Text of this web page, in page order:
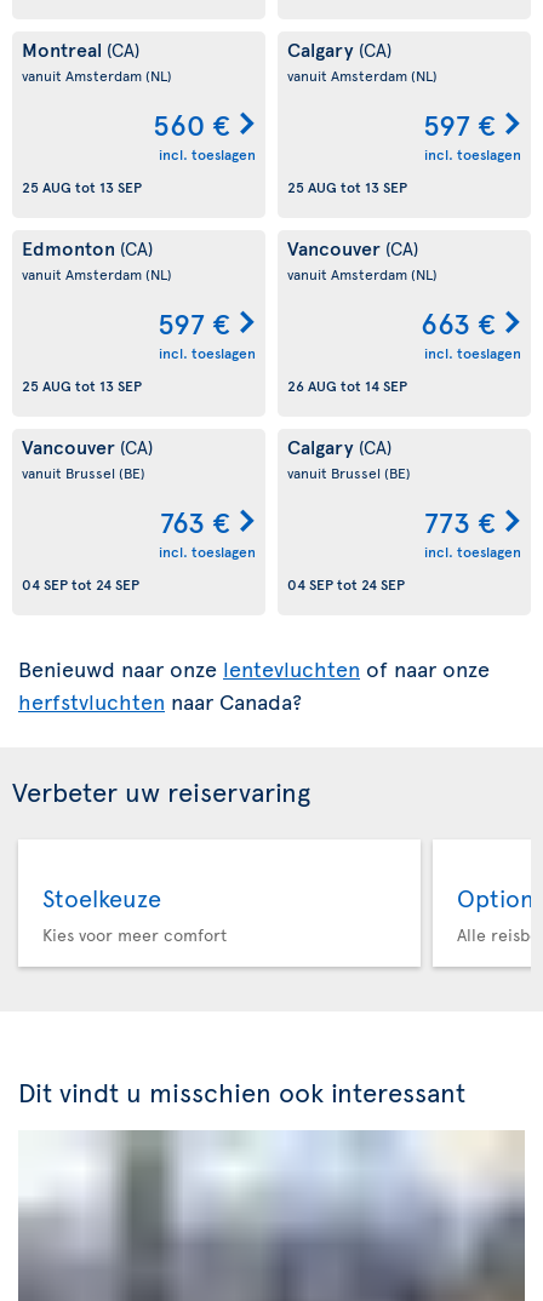
Montreal (CA)
vanuit Amsterdam(NL)
560 €
incl. toeslagen
25 AUG tot 13 SEP
Calgary (CA)
vanuit Amsterdam(NL)
597 €
incl. toeslagen
25 AUG tot 13 SEP
Edmonton (CA)
vanuit Amsterdam(NL)
597 €
incl. toeslagen
25 AUG tot 13 SEP
Vancouver (CA)
vanuit Amsterdam(NL)
663 €
incl. toeslagen
26 AUG tot 14 SEP
Vancouver (CA)
vanuit Brussel (BE)
763 €
incl. toeslagen
04 SEPtot 24 SEP
Calgary (CA)
vanuit Brussel (BE)
773 €
incl. toeslagen
04 SEPtot 24 SEP
Benieuwd naar onze lentevluchten of naar onze
herfstvluchten naar Canada?
Verbeter uw reiservaring
Stoelkeuze
Kies voor meer comfort
Option
Alle
Dit vindt u misschien ook interessant